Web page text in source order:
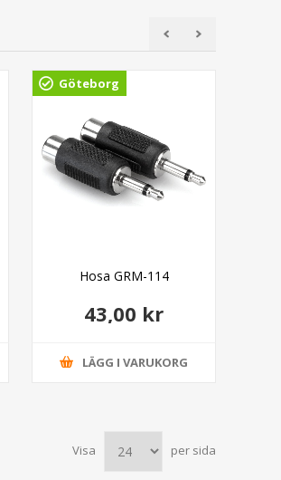
Göteborg
Hosa GRM-114
43,00 kr
LÄGG I VARUKORG
Visa per sida